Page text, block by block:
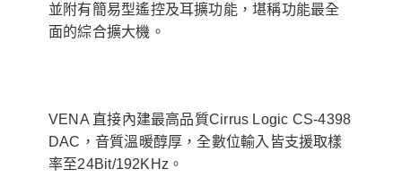
並附有簡易型遙控及耳擴功能，堪稱功能最全
面的綜合擴大機。
VENA 直接內建最高品質Cirrus Logic CS-4398
DAC，音質溫暖醇厚，全數位輸入皆支援取樣
率至24Bit/192KHz。